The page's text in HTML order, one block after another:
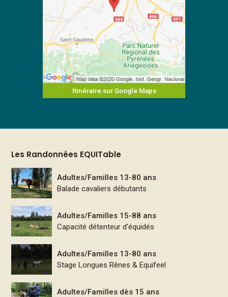
Itinéraire sur Google Maps
Les Randonnées EQUITable
Adultes/Familles 13-80 ans
Balade cavaliers débutants
Adultes/Familles 15-88 ans
Capacité détenteur d'équidés
Adultes/Familles 13-80 ans
Stage Longues Rênes & Equifeel
Adultes/Familles dès 15 ans